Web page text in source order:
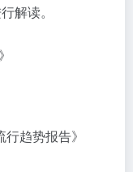
解读。
趋势报告》